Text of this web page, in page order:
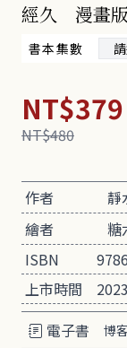
經久 漫畫
書本集數
NT$379
NT$480
作者
靜
繪者
糖
ISBN
上市時間
電子書
博